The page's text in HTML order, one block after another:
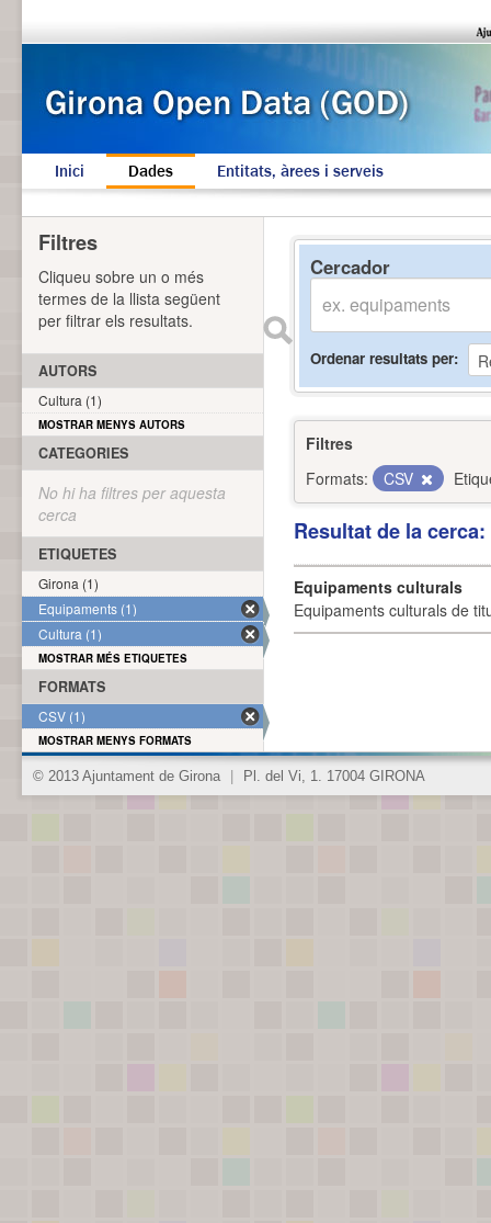
Inici Dades Entitats, àrees i serveis
Cercador
Ordenar resultats per
Filtres
Formats:
CSV
Resultat de la
Equipaments culturals
Equipaments culturals de
Filtres
Cliqueu sobre un o més
termes de la llista següent
per filtrar els resultats.
AUTORS
Cultura (1)
MOSTRAR MENYS AUTORS
CATEGORIES
No hi ha filtres per aquesta
cerca
ETIQUETES
Girona (1)
Equipaments (1)
Cultura (1)
MOSTRAR MÉS ETIQUETES
FORMATS
CSV (1)
MOSTRAR MENYS FORMATS
© 2013 Ajuntament de Girona Pl. del Vi, 1. 17004 GIRONA